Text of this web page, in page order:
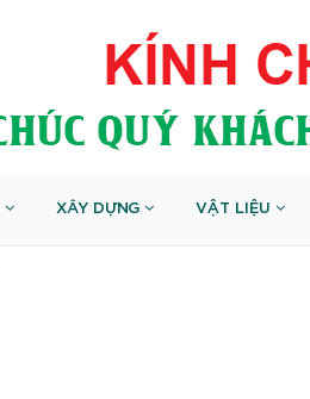
XÂY DỰNG VẬT LIỆU